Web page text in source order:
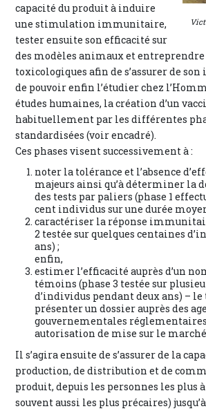
capacité du produit à induire
une stimulation immunitaire,
tester ensuite son efficacité sur
des modèles animaux et entreprendre
toxicologiques afin de s’assurer de
de pouvoir enfin l’étudier chez
études humaines, la création d’un
habituellement par les différentes
standardisées (voir encadré).
Ces phases visent successivement à :
noter la tolérance et l’absence
majeurs ainsi qu’à déterminer la
des tests par paliers (phase 1
cent individus sur une durée
caractériser la réponse
2 testée sur quelques centaines
ans) ;
enfin,
estimer l’efficacité auprès d’un
témoins (phase 3 testée sur
d’individus pendant deux ans) – le
présenter un dossier auprès des
gouvernementales réglementaires
autorisation de mise sur le
Il s’agira ensuite de s’assurer de la
production, de distribution et de
produit, depuis les personnes les plus
souvent aussi les plus précaires)